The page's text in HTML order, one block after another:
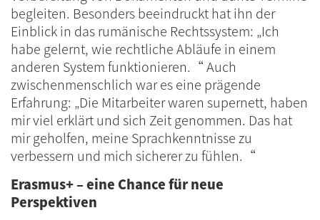
begleiten. Besonders beeindruckt hat ihn der
Einblick in das rumänische Rechtssystem: „Ich
habe gelernt, wie rechtliche Abläufe in einem
anderen System funktionieren.“ Auch
zwischenmenschlich war es eine prägende
Erfahrung: „Die Mitarbeiter waren supernett, haben
mir viel erklärt und sich Zeit genommen. Das hat
mir geholfen, meine Sprachkenntnisse zu
verbessern und mich sicherer zu fühlen.“
Erasmus+ – eine Chance für neue
Perspektiven